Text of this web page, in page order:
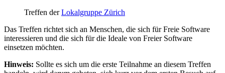
Treffen derLokalgruppe Zürich
Das Treffen richtet sich an Menschen, die sich für Freie Software
interessieren und die sich für die Ideale von Freier Software
einsetzen möchten.
Hinweis: Sollte es sich um die erste Teilnahme an diesem Treffen